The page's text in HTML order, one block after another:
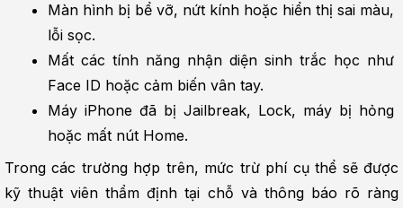
Màn hình bị bể vỡ, nứt kính hoặc hiển thị sai màu,
lỗi sọc.
Mất các tính năng nhận diện sinh trắc học như
Face ID hoặc cảm biến vân tay.
Máy iPhone đã bị Jailbreak, Lock, máy bị hỏng
hoặc mất nút Home.
Trong các trường hợp trên, mức trừ phí cụ thể sẽ được
kỹ thuật viên thẩm định tại chỗ và thông báo rõ ràng